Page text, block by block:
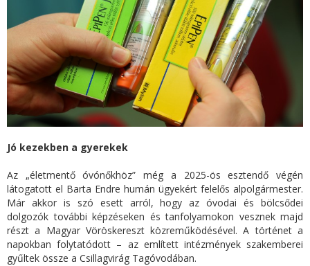
Jó kezekben a gyerekek
Az „életmentő óvónőkhöz” még a 2025-ös esztendő végén
látogatott el Barta Endre humán ügyekért felelős alpolgármester.
Már akkor is szó esett arról, hogy az óvodai és bölcsődei
dolgozók további képzéseken és tanfolyamokon vesznek majd
részt a Magyar Vöröskereszt közreműködésével. A történet a
napokban folytatódott – az említett intézmények szakemberei
gyűltek össze a Csillagvirág Tagóvodában.